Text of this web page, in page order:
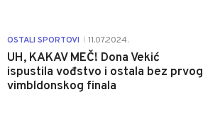
OSTALI SPORTOVI 11.07.2024.
UH, KAKAV MEČ! Dona Vekić
ispustila vođstvo i ostala bez prvog
vimbldonskog finala